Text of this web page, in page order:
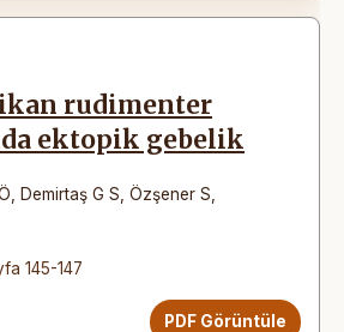
rudimenter
ektopik gebelik
Demirtaş G S Özşener S
145-147
PDF Görüntüle